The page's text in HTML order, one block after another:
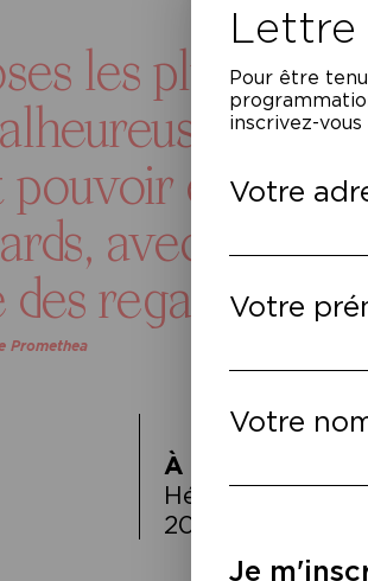
les plus
pouvoir écrire
avec les
des regards,
Promethea
À lire
Hélène Cixous,
2022.
Lettre
Pour être
inscrivez-
Votre
Votre
Votre
Je